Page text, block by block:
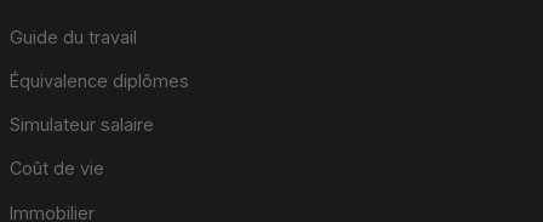
Guide du travail
Équivalence diplômes
Simulateur salaire
Coût de vie
Immobilier